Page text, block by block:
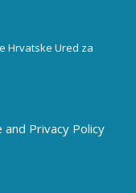
Hrvatske Ured za
and Privacy Policy